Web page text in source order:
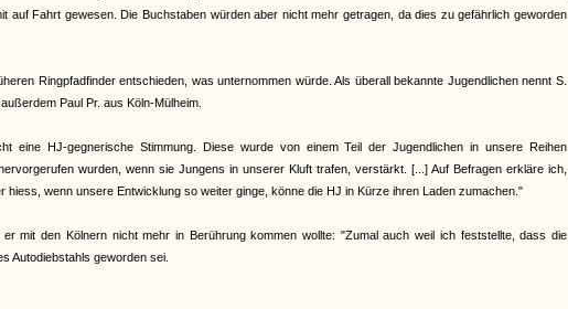
Fahrt gewesen. Die Buchstaben würden aber nicht mehr getragen, da dies zu gefährlich geworden
Ringpfadfinder entschieden, was unternommen würde. Als überall bekannte Jugendlichen nennt S.
Paul Pr. aus Köln-Mülheim.
eine HJ-gegnerische Stimmung. Diese wurde von einem Teil der Jugendlichen in unsere Reihen
wurden, wenn sie Jungens in unserer Kluft trafen, verstärkt. [...] Auf Befragen erkläre ich,
wenn unsere Entwicklung so weiter ginge, könne die HJ in Kürze ihren Laden zumachen."
mit den Kölnern nicht mehr in Berührung kommen wollte: "Zumal auch weil ich feststellte, dass die
Autodiebstahls geworden sei.